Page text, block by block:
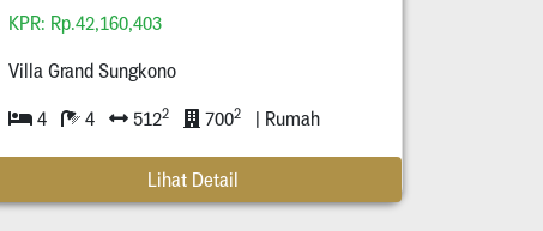
KPR: Rp.42,160,403
Villa Grand Sungkono
4 4 5122 7002 | Rumah
Lihat Detail